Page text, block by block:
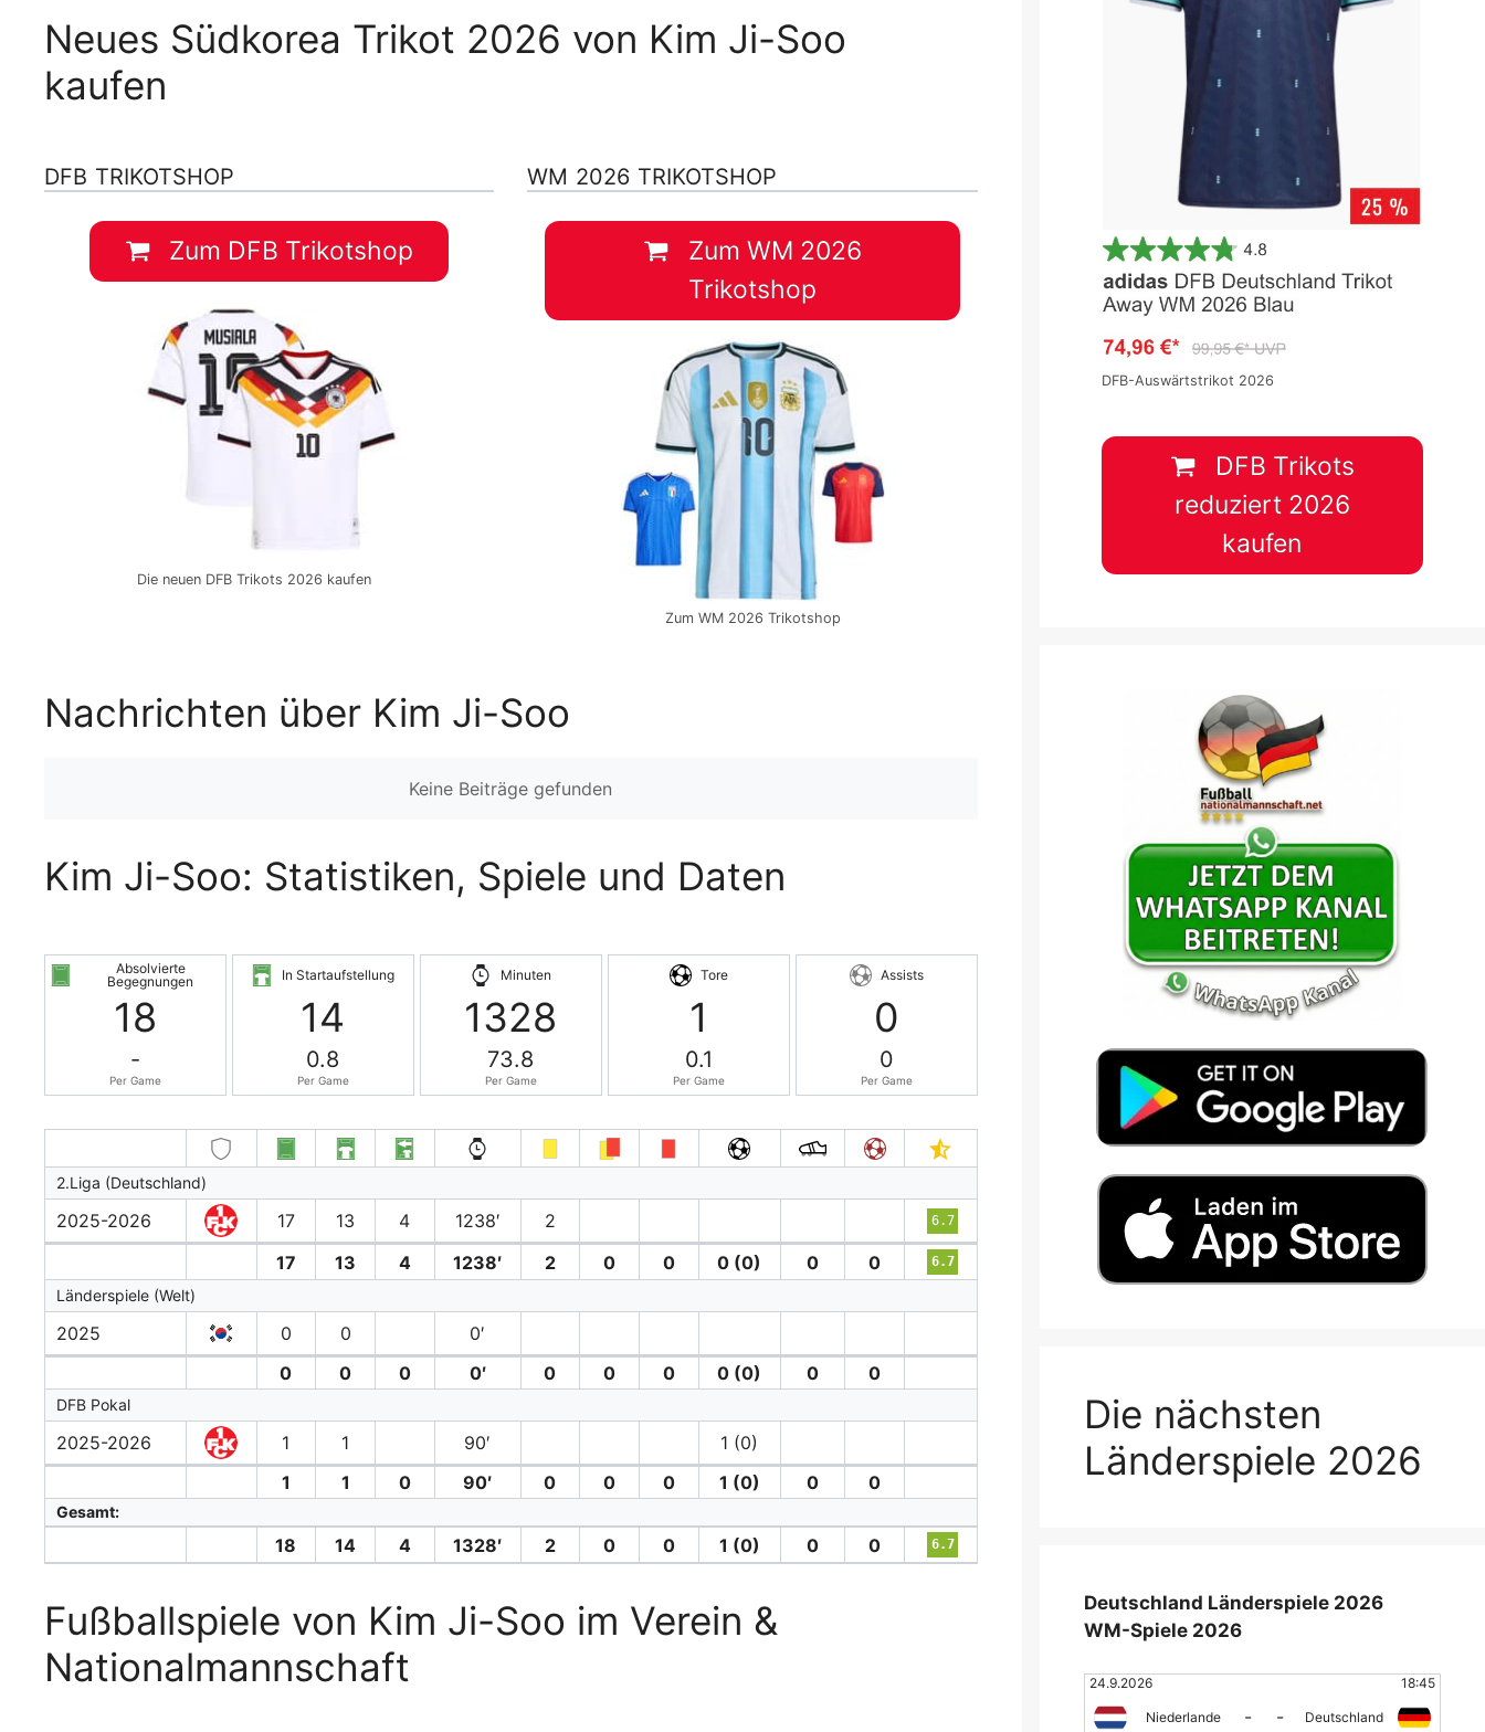
Neues Südkorea Trikot 2026 von Kim Ji-Soo
kaufen
DFB TRIKOTSHOP
Zum DFB Trikotshop
Die neuen DFB Trikots 2026 kaufen
WM 2026 TRIKOTSHOP
Zum WM 2026
Trikotshop
Zum WM 2026 Trikotshop
Nachrichten über Kim Ji-Soo
Keine Beiträge gefunden
Kim Ji-Soo: Statistiken, Spiele und Daten
Absolvierte
Begegnungen
18
-
Per Game
In Startaufstellung
14
0.8
Per Game
Minuten
1328
73.8
Per Game
Tore
1
0.1
Per Game
Assists
0
0
Per Game
2.Liga (Deutschland)
2025-2026 17 13 4 1238′ 2 6.7
17 13 4 1238′ 2 0 0 0 (0) 0 0 6.7
Länderspiele (Welt)
2025 0 0
0′
0
0 0 0′ 0 0 0 0 (0) 0 0
DFB Pokal
2025-2026 1 1 90′
1 (0)
1
1 0 90′ 0 0 0 1 (0) 0 0
Gesamt:
18 14 4 1328′ 2 0 0 1 (0) 0 0 6.7
Fußballspiele von Kim Ji-Soo im Verein &
Nationalmannschaft
DFB-Auswärtstrikot 2026
DFB Trikots
reduziert 2026
kaufen
Die nächsten
Länderspiele 2026
Deutschland Länderspiele 2026
WM-Spiele 2026
24.9.2026 18:45
Niederlande - -
Deutschland